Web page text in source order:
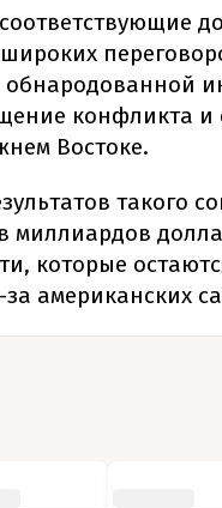
обнародованной
конфликта и
Востоке.
такого
миллиардов
которые
американских